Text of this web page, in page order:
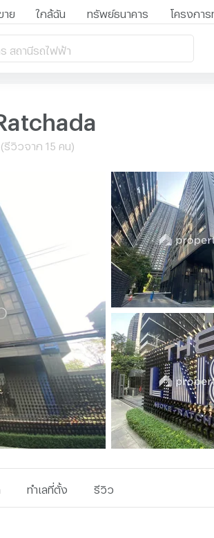
าย ใกล้ฉัน ทรัพย์ธนาคาร โครงกา
ร สถานีรถไฟฟ้า
(รีวิวจาก 15 คน)
ทำเลที่ตั้ง รีวิว